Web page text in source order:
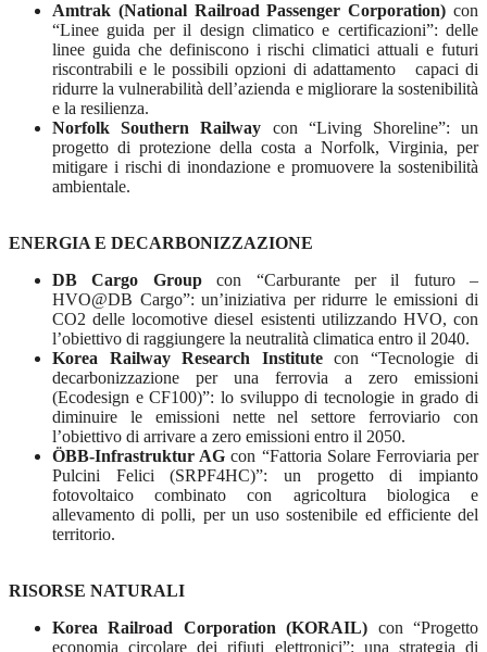
Amtrak (National Railroad Passenger Corporation) con
“Linee guida per il design climatico e certificazioni”: delle
linee guida che definiscono i rischi climatici attuali e futuri
riscontrabili e le possibili opzioni di adattamento capaci di
ridurre la vulnerabilità dell’azienda e migliorare la sostenibilità
e la resilienza.
Norfolk Southern Railway con “Living Shoreline”: un
progetto di protezione della costa a Norfolk, Virginia, per
mitigare i rischi di inondazione e promuovere la sostenibilità
ambientale.
ENERGIA E DECARBONIZZAZIONE
DB Cargo Groupcon “Carburante per il futuro –
HVO@DB Cargo”: un’iniziativa per ridurre le emissioni di
CO2 delle locomotive diesel esistenti utilizzando HVO, con
l’obiettivo di raggiungere la neutralità climatica entro il 2040.
Korea Railway Research Institutecon “Tecnologie di
decarbonizzazione per una ferrovia a zero emissioni
(Ecodesign e CF100)”: lo sviluppo di tecnologie in grado di
diminuire le emissioni nette nel settore ferroviario con
l’obiettivo di arrivare a zero emissioni entro il 2050.
ÖBB-Infrastruktur AG con “Fattoria Solare Ferroviaria per
Pulcini Felici (SRPF4HC)”: un progetto di impianto
fotovoltaico combinato con agricoltura biologica e
allevamento di polli, per un uso sostenibile ed efficiente del
territorio.
RISORSE NATURALI
Korea Railroad Corporation (KORAIL) con “Progetto
economia circolare dei rifiuti elettronici”: una strategia di